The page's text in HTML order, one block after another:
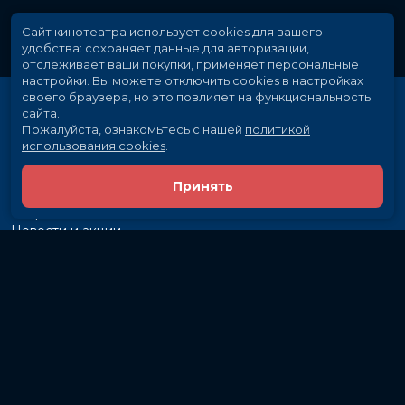
Скоро в кино
Новости и акции
Сайт кинотеатра использует cookies для вашего
удобства: сохраняет данные для авторизации,
отслеживает ваши покупки, применяет персональные
настройки. Вы можете отключить cookies в настройках
своего браузера, но это повлияет на функциональность
сайта.
Пожалуйста, ознакомьтесь с нашей политикой
использования cookies
Принять